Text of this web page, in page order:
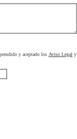
y aceptado los Aviso Legal y